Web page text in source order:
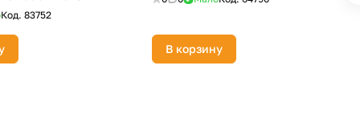
Код. 83752
В корзину